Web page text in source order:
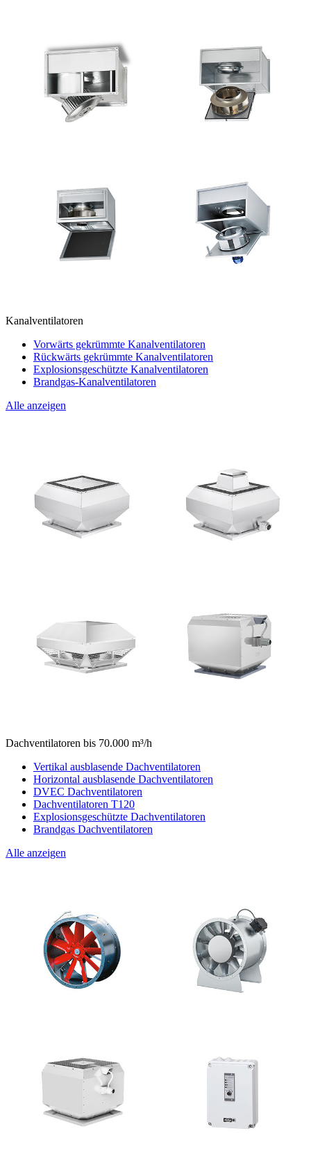
Kanalventilatoren
Vorwärts gekrümmte Kanalventilatoren
Rückwärts gekrümmte Kanalventilatoren
Explosionsgeschützte Kanalventilatoren
Brandgas-Kanalventilatoren
Alle anzeigen
Dachventilatoren bis 70.000 m³/h
Vertikal ausblasende Dachventilatoren
Horizontal ausblasende Dachventilatoren
DVEC Dachventilatoren
Dachventilatoren T120
Explosionsgeschützte Dachventilatoren
Brandgas Dachventilatoren
Alle anzeigen